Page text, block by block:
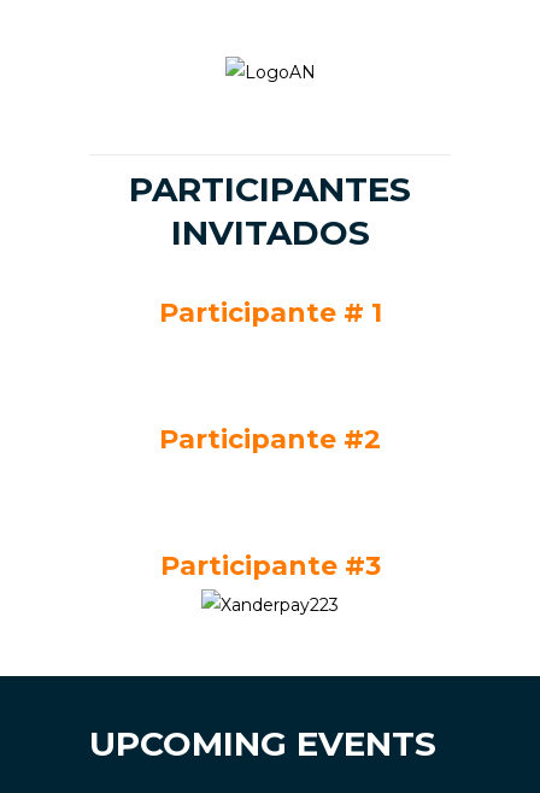
PARTICIPANTES
INVITADOS
Participante # 1
Participante #2
Participante #3
UPCOMING EVENTS